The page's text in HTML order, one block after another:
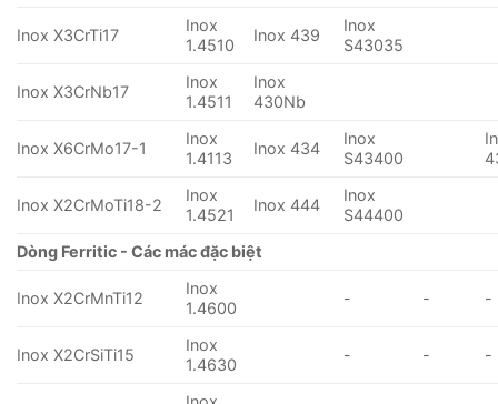
Inox X3CrTi17
Inox
1.4510
Inox 439
Inox
S43035
Inox X3CrNb17
Inox
1.4511
Inox
430Nb
Inox X6CrMo17-1
Inox
1.4113
Inox 434
Inox
S43400
Inox X2CrMoTi18-2
Inox
1.4521
Inox 444
Inox
S44400
Dòng Ferritic - Các mác đặc biệt
Inox X2CrMnTi12
Inox
1.4600
- - -
Inox X2CrSiTi15
Inox
1.4630
- - -